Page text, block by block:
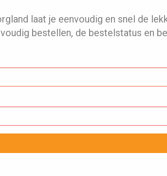
laat je eenvoudig en snel de
bestellen, de bestelstatus en